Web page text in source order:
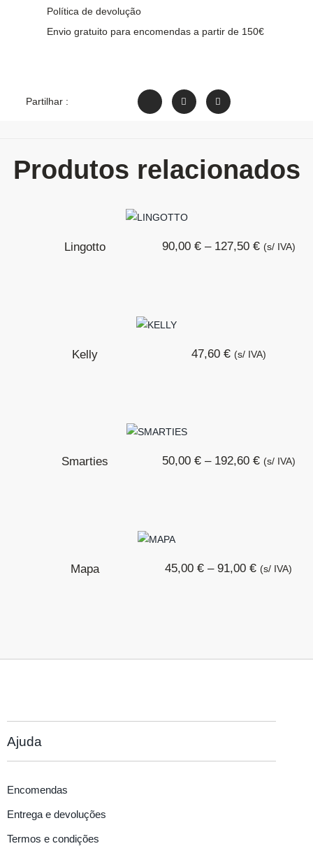
Política de devolução
Envio gratuito para encomendas a partir de 150€
Partilhar :
Produtos relacionados
Lingotto 90,00 € – 127,50 € (s/ IVA)
Kelly 47,60 € (s/ IVA)
Smarties 50,00 € – 192,60 € (s/ IVA)
Mapa 45,00 € – 91,00 € (s/ IVA)
Ajuda
Encomendas
Entrega e devoluções
Termos e condições